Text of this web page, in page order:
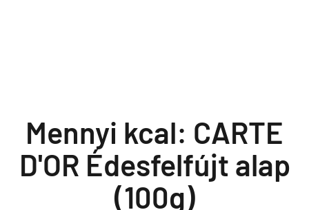
Mennyi kcal: CARTE
D'OR Édesfelfújt alap
(100g)